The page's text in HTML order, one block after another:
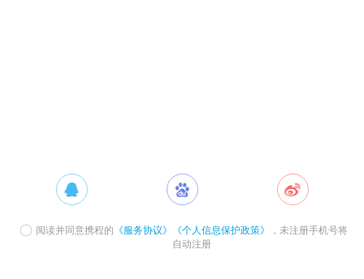
阅读并同意携程的 《服务协议》 《个人信息保护政策》
，未注册手机号将
自动注册